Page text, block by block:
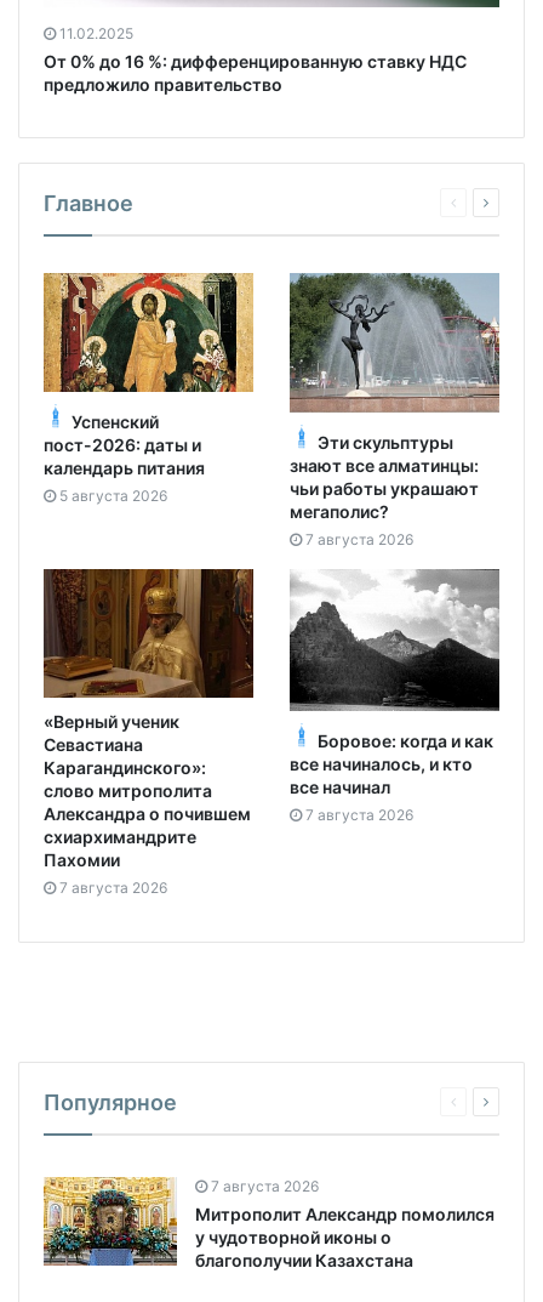
11.02.2025
От 0% до 16 %: дифференцированную ставку НДС
предложило правительство
Главное
Успенский
пост-2026: даты и
календарь питания
5 августа 2026
Эти скульптуры
знают все алматинцы:
чьи работы украшают
мегаполис?
7 августа 2026
«Верный ученик
Севастиана
Карагандинского»:
слово митрополита
Александра о почившем
схиархимандрите
Пахомии
7 августа 2026
Боровое: когда и как
все начиналось, и кто
все начинал
7 августа 2026
Популярное
7 августа 2026
Митрополит Александр помолился
у чудотворной иконы о
благополучии Казахстана